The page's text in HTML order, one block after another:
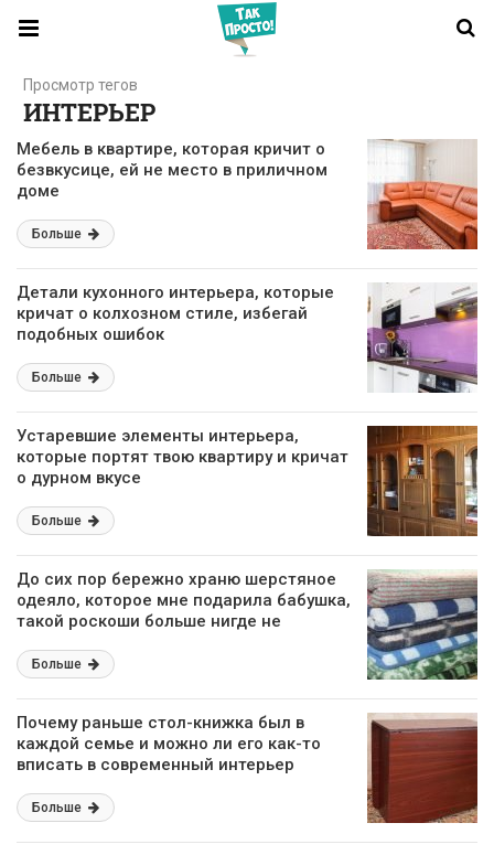
Просмотр тегов
ИНТЕРЬЕР
Мебель в квартире, которая кричит о
безвкусице, ей не место в приличном
доме
Больше
Детали кухонного интерьера, которые
кричат о колхозном стиле, избегай
подобных ошибок
Больше
Устаревшие элементы интерьера,
которые портят твою квартиру и кричат
о дурном вкусе
Больше
До сих пор бережно храню шерстяное
одеяло, которое мне подарила бабушка,
такой роскоши больше нигде не
Больше
Почему раньше стол-книжка был в
каждой семье и можно ли его как-то
вписать в современный интерьер
Больше